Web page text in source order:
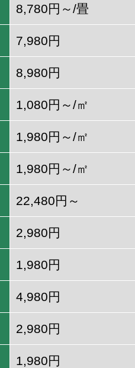
8,780円～/畳
7,980円
8,980円
1,080円～/㎡
1,980円～/㎡
1,980円～/㎡
22,480円～
2,980円
1,980円
4,980円
2,980円
1,980円